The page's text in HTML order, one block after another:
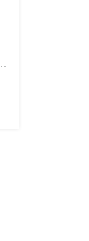
Kautschukball - GYMNASTICS - Klein